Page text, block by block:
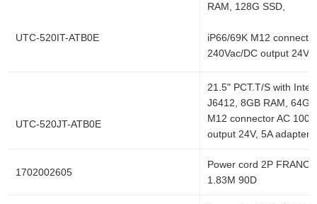
UTC-520IT-ATB0E
RAM, 128G SSD,
iP66/69K M12
240Vac/DC output 24V,
UTC-520JT-ATB0E
21.5" PCT.T/S with
J6412, 8GB RAM,
M12 connector AC 100-
output 24V, 5A adapter
1702002605
Power cord 2P
1.83M 90D